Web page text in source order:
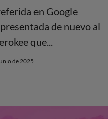
en Google
de nuevo al
que...
de 2025